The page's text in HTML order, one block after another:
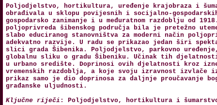
Poljodjelstvo, hortikultura, uređenje krajobraza i
obrađivala u sklopu povijesnih i socijalno-
gospodarsko zanimanje i u međuratnom razdoblju od
poljoprivreda šibenskog područja bila je pretežno
slabo educiranog stanovništva za moderni način
adekvatno razvije. U radu se prikazao jedan širi
slici grada Šibenika. Poljodjelstvo, parkovno
globalnu sliku o gradu Šibeniku. Učinak tih
u urbano središte. Doprinosi ovih djelatnosti kroz
vremenskih razdoblja, a koje svoju izravnost izvlače
prikaz samo je dio doprinosa za daljnje proučavanje
građanske uljudnosti.
Ključne riječi : Poljodjelstvo, hortikultura i